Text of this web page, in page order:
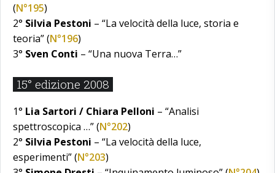
(N°195)
2° Silvia Pestoni – “La velocità della luce, storia e
teoria” (N°196)
3° Sven Conti – “Una nuova Terra…”
15° edizione 2008
1° Lia Sartori / Chiara Pelloni – “Analisi
spettroscopica …” (N°202)
2° Silvia Pestoni – “La velocità della luce,
esperimenti” (N°203)